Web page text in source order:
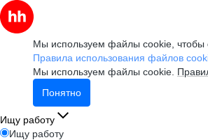
Мы используем файлы cookie, чтобы
Правила использования файлов
Мы используем файлы cookie.
Понятно
Ищу работу
Ищу работу